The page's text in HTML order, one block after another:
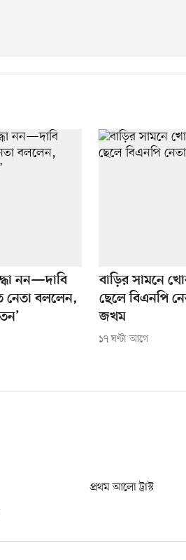
নন—দাবি
নেতা বললেন,
বাড়ির সামনে
ছেলে বিএনপি
জখম
১৭ ঘণ্টা আগে
প্রথম আলো ট্রাস্ট